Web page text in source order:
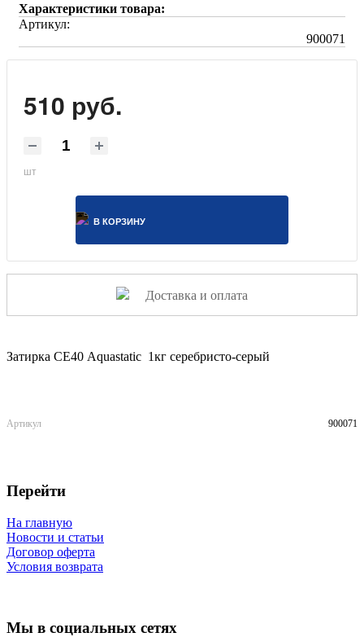
Характеристики товара:
Артикул:
900071
510 руб.
шт
В КОРЗИНУ
Доставка и оплата
Затирка СЕ40 Aquastatic 1кг серебристо-серый
Артикул 900071
Перейти
На главную
Новости и статьи
Договор оферта
Условия возврата
Мы в социальных сетях